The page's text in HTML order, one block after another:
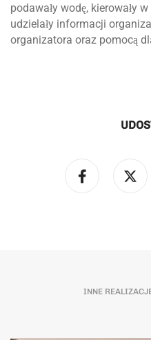
podawały wodę, kierowały
udzielały informacji
organizatora oraz pomocą
INNE